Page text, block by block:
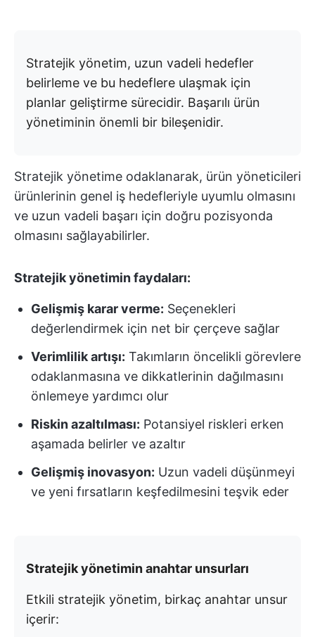
Stratejik yönetim, uzun vadeli hedefler
belirleme ve bu hedeflere ulaşmak için
planlar geliştirme sürecidir. Başarılı ürün
yönetiminin önemli bir bileşenidir.
Stratejik yönetime odaklanarak, ürün yöneticileri
ürünlerinin genel iş hedefleriyle uyumlu olmasını
ve uzun vadeli başarı için doğru pozisyonda
olmasını sağlayabilirler.
Stratejik yönetimin faydaları:
Gelişmiş karar verme: Seçenekleri
değerlendirmek için net bir çerçeve sağlar
Verimlilik artışı: Takımların öncelikli görevlere
odaklanmasına ve dikkatlerinin dağılmasını
önlemeye yardımcı olur
Riskin azaltılması: Potansiyel riskleri erken
aşamada belirler ve azaltır
Gelişmiş inovasyon: Uzun vadeli düşünmeyi
ve yeni fırsatların keşfedilmesini teşvik eder
Stratejik yönetimin anahtar unsurları
Etkili stratejik yönetim, birkaç anahtar unsur
içerir: